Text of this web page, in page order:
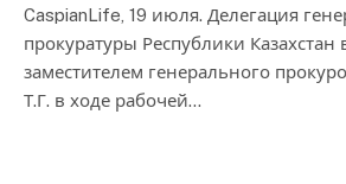
CaspianLife, 19 июля. Делегация
прокуратуры Республики Казахстан
заместителем генерального
Т.Г. в ходе рабочей…